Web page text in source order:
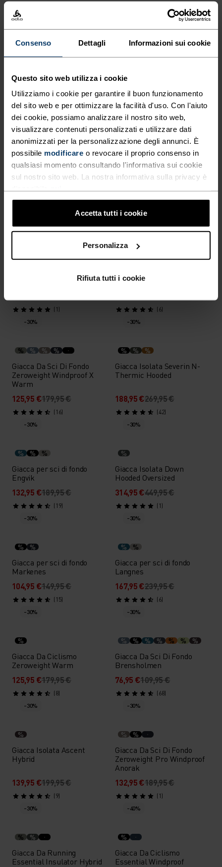
Consenso Dettagli Informazioni sui cookie
Questo sito web utilizza i cookie
Utilizziamo i cookie per garantire il buon funzionamento
del sito web e per ottimizzare la facilità d'uso. Con l'aiuto
dei cookie, possiamo analizzare il nostro sito web,
visualizzare contenuti personalizzati e utilizzare dati
anonimizzati per la personalizzazione degli annunci. È
possibile modificare o revocare il proprio consenso in
qualsiasi momento consultando l'informativa sui cookie
sul nostro sito web. La nostra informativa sulla privacy è
Accetta tutti i cookie
Personalizza
Rifiuta tutti i cookie
-30%
%
Giacca Da Running
Zeroweight Pro Warm
Reflective
132,95 €189,95 €
(5)
-30%
% % %
Giacca Da Running
97,95 €139,95 €
(13)
-30%
% %
Gilet Da Ciclismo Explorer
83,95 €119,95 €
-30%
%
Giacca Parka 2L
279,95 €399,95 €
-30%
%
(1)
-30%
%
(6)
-30%
% % % %
Giacca Da Sci Di Fondo
Zeroweight Windproof X
Warm
125,95 €179,95 €
(16)
-30%
% % %
Giacca Isolata Severin N-
Thermic Hooded
188,95 €269,95 €
(42)
-30%
% % %
Giacca per sci di fondo
Engvik
132,95 €189,95 €
(19)
-30%
%
Giacca Isolata Down
Hooded Oversized
314,95 €449,95 €
(1)
-30%
% %
Giacca per sci di fondo
Markenes
104,95 €149,95 €
(15)
-30%
% %
Giacca per sci di fondo
Langnes
167,95 €239,95 €
(6)
-30%
%
Giacca Da Ciclismo
Zeroweight Warm
125,95 €179,95 €
(8)
-30%
% % % % % % %
Giacca Da Sci Di Fondo
Brensholmen
76,95 €109,95 €
(68)
-30%
%
Giacca Isolata Ascent
Hybrid
139,95 €199,95 €
(9)
-30%
% %
Giacca Da Sci Di Fondo
Zeroweight Pro Windproof
Anorak
132,95 €189,95 €
(1)
-30%
% %
Giacca Da Running
Essential Insulator Hybrid
-40%
%
Giacca Da Ciclismo
Essential Windproof